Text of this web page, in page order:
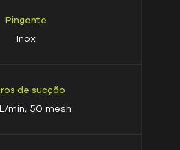
Pingente
Inox
de sucção
min, 50 mesh